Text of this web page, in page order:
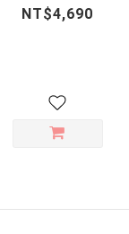
慧電動潮吹倒模
飛機杯
NT$4,690